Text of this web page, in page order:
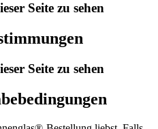
Seite zu sehen
Seite zu sehen